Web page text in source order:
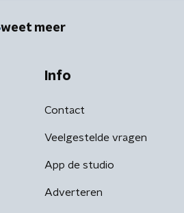
weet meer
Info
Contact
Veelgestelde vragen
App de studio
Adverteren